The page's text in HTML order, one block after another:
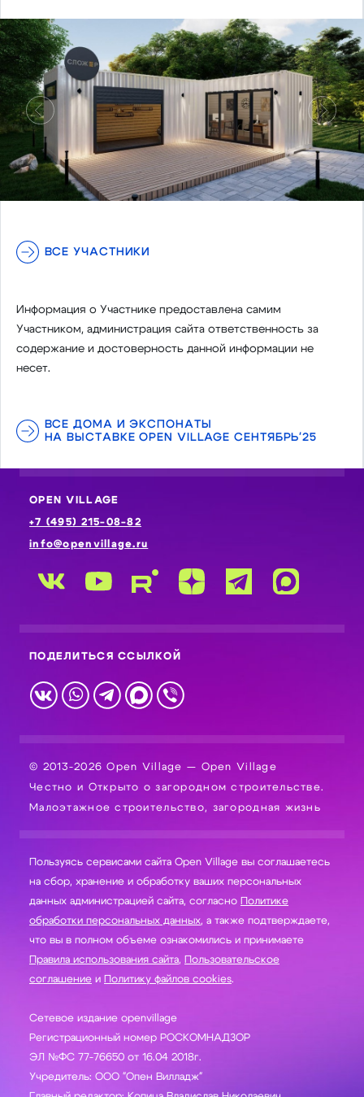
Предыдущий
ВСЕ УЧАСТНИКИ
Информация о Участнике предоставлена самим
Участником, администрация сайта ответственность за
содержание и достоверность данной информации не
несет.
ВСЕ ДОМА И ЭКСПОНАТЫ
НА ВЫСТАВКЕ OPEN VILLAGE СЕНТЯБРЬ'25
OPEN VILLAGE
+7 (495) 215-08-82
info@openvillage.ru
ПОДЕЛИТЬСЯ ССЫЛКОЙ
© 2013-2026 Open Village — Open Village
Честно и Открыто о загородном строительстве.
Малоэтажное строительство, загородная жизнь
Пользуясь сервисами сайта Open Village вы соглашаетесь
на сбор, хранение и обработку ваших персональных
данных администрацией сайта, согласно Политике
обработки персональных данных, а также подтверждаете,
что вы в полном объеме ознакомились и принимаете
Правила использования сайта, Пользовательское
соглашение и Политику файлов cookies.
Сетевое издание openvillage
Регистрационный номер РОСКОМНАДЗОР
ЭЛ №ФС 77-76650 от 16.04 2018г.
Учредитель: ООО "Опен Вилладж"